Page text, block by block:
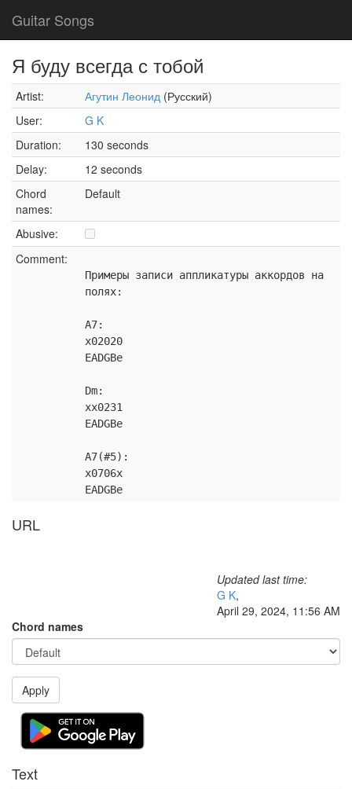
Guitar Songs
Я буду всегда с тобой
Artist: Агутин Леонид (Русский)
User:
G K
Duration:
130 seconds
Delay:
12 seconds
Chord
names:
Default
Abusive:
Comment:
Примеры записи аппликатуры аккордов на
полях:
A7:
x02020
EADGBe
Dm:
xx0231
EADGBe
A7(#5):
x0706x
EADGBe
URL
Updated last time:
G K,
April 29, 2024, 11:56 AM
Chord names
Apply
Text